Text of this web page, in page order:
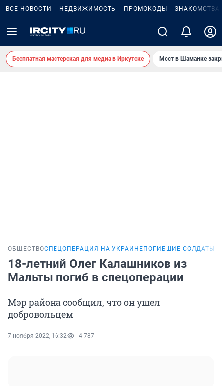
ВСЕ НОВОСТИ НЕДВИЖИМОСТЬ ПРОМОКОДЫ ЗНАКОМСТВА
Бесплатная мастерская для медиа в Иркутске Мост в Шаманке
ОБЩЕСТВОСПЕЦОПЕРАЦИЯ НА УКРАИНЕ ПОГИБШИЕ СОЛДАТЫ
18-летний Олег Калашников из
Мальты погиб в спецоперации
Мэр района сообщил, что он ушел
добровольцем
7 ноября 2022, 16:32 4 787